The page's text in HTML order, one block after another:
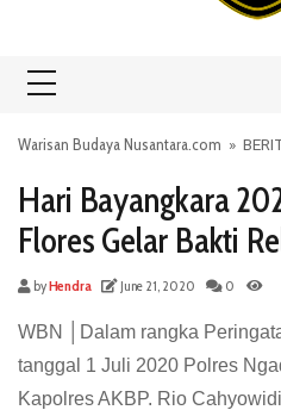
Warisan Budaya Nusantara.com »
Hari Bayangkara
Flores Gelar Bakti
byHendra June 21, 2020 0
WBN │Dalam rangka
tanggal 1 Juli 2020 Polres
Kapolres AKBP. Rio